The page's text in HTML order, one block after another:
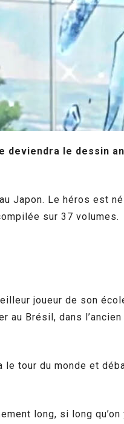
deviendra le dessin
Japon. Le héros est
sur 37 volumes.
joueur de son
Brésil, dans
tour du monde et
long, si long